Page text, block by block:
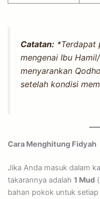
Catatan:*Terdapat
mengenai Ibu
menyarankan
setelah kondisi
Cara Menghitung Fidyah
Jika Anda masuk dalam
takarannya adalah 1 Mud
bahan pokok untuk